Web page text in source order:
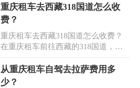
为您的自驾之旅保驾护航。重庆租车
SUV，让您轻松开启冒险征程；重庆
租车越野车自驾，感受风驰电掣的激
情；自驾川藏线租车，领略绝美风
景。专业的服务团队为您提供贴心支
持，租车手续简便快捷。现在就选择
我们，驾驶您心仪的 SUV
元之间浮动。具体的价格还需根据您
选择的车辆型号以及租期的长短来确
定。获取重庆丰田陆巡租车价格表，
欢迎到安润租车,您身边的出行专家!
我们提供车型齐全/价格便宜的越野车
揽胜、路虎极光、路虎卫士、路虎发
现、陆巡、霸道、坦克300、路虎揽
重庆租车去西藏318国道怎么收
费？
重庆租车去西藏318国道怎么收费？
在重庆租车前往西藏的318国道，费
程安排而有所不同。在重庆租车前往
西藏的318国道，可以选择不同类型
从重庆租车自驾去拉萨费用多
少？